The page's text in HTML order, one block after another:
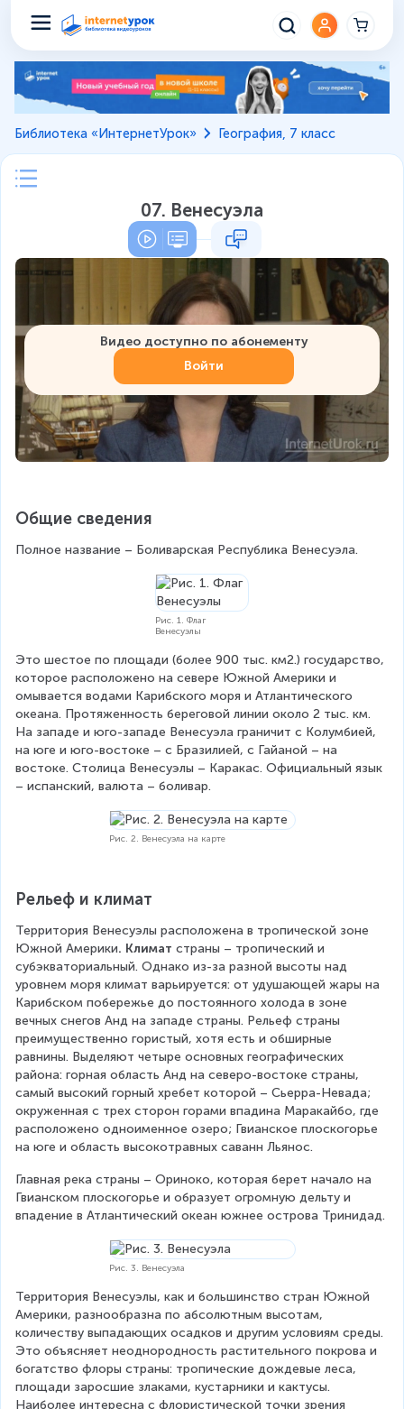
Библиотека «ИнтернетУрок» География, 7 класс
07. Венесуэла
Видео доступно по абонементу
Войти
Общие сведения
Полное название – Боливарская Республика Венесуэла.
Рис. 1. Флаг
Венесуэлы
Это шестое по площади (более 900 тыс. км2.) государство,
которое расположено на севере Южной Америки и
омывается водами Карибского моря и Атлантического
океана. Протяженность береговой линии около 2 тыс. км.
На западе и юго-западе Венесуэла граничит с Колумбией,
на юге и юго-востоке – с Бразилией, с Гайаной – на
востоке. Столица Венесуэлы – Каракас. Официальный язык
– испанский, валюта – боливар.
Рис. 2. Венесуэла на карте
Рельеф и климат
Территория Венесуэлы расположена в тропической зоне
Южной Америки. Климат страны – тропический и
субэкваториальный. Однако из-за разной высоты над
уровнем моря климат варьируется: от удушающей жары на
Карибском побережье до постоянного холода в зоне
вечных снегов Анд на западе страны. Рельеф страны
преимущественно гористый, хотя есть и обширные
равнины. Выделяют четыре основных географических
района: горная область Анд на северо-востоке страны,
самый высокий горный хребет которой – Сьерра-Невада;
окруженная с трех сторон горами впадина Маракайбо, где
расположено одноименное озеро; Гвианское плоскогорье
на юге и область высокотравных саванн Льянос.
Главная река страны – Ориноко, которая берет начало на
Гвианском плоскогорье и образует огромную дельту и
впадение в Атлантический океан южнее острова Тринидад.
Рис. 3. Венесуэла
Территория Венесуэлы, как и большинство стран Южной
Америки, разнообразна по абсолютным высотам,
количеству выпадающих осадков и другим условиям среды.
Это объясняет неоднородность растительного покрова и
богатство флоры страны: тропические дождевые леса,
площади заросшие злаками, кустарники и кактусы.
Наиболее интересна с флористической точки зрения